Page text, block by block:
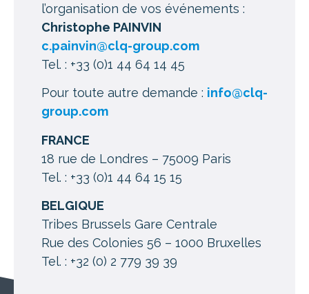
l’organisation de vos événements :
Christophe PAINVIN
c.painvin@clq-group.com
Tel. : +33 (0)1 44 64 14 45
Pour toute autre demande : info@clq-
group.com
FRANCE
18 rue de Londres – 75009 Paris
Tel. : +33 (0)1 44 64 15 15
BELGIQUE
Tribes Brussels Gare Centrale
Rue des Colonies 56 – 1000 Bruxelles
Tel. : +32 (0) 2 779 39 39